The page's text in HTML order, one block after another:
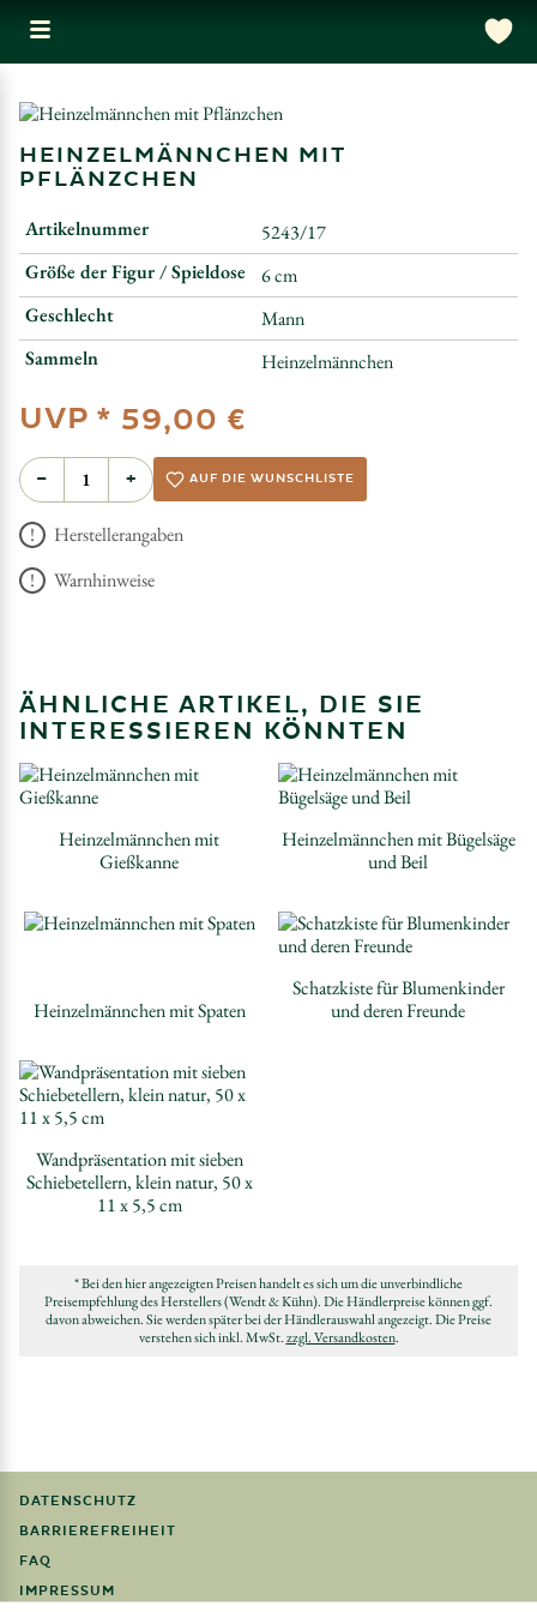
HEINZELMÄNNCHEN MIT
PFLÄNZCHEN
Artikelnummer
5243/17
Größe der Figur / Spieldose
6 cm
Geschlecht
Mann
Sammeln
Heinzelmännchen
UVP * 59,00 €
− + AUF DIE WUNSCHLISTE
Herstellerangaben
Warnhinweise
ÄHNLICHE ARTIKEL, DIE SIE
INTERESSIEREN KÖNNTEN
Heinzelmännchen mit
Gießkanne
Heinzelmännchen mit Bügelsäge
und Beil
Heinzelmännchen mit Spaten
Schatzkiste für Blumenkinder
und deren Freunde
Wandpräsentation mit sieben
Schiebetellern, klein natur, 50 x
11 x 5,5 cm
* Bei den hier angezeigten Preisen handelt es sich um die unverbindliche
Preisempfehlung des Herstellers (Wendt & Kühn). Die Händlerpreise können ggf.
davon abweichen. Sie werden später bei der Händlerauswahl angezeigt. Die Preise
verstehen sich inkl. MwSt.zzgl. Versandkosten.
DATENSCHUTZ
BARRIEREFREIHEIT
FAQ
IMPRESSUM